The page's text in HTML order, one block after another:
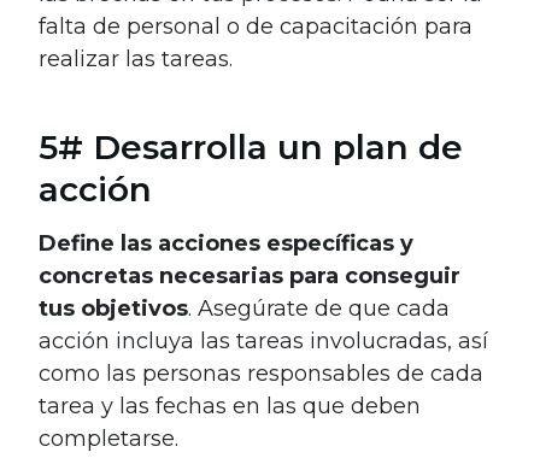
falta de personal o de capacitación para
realizar las tareas.
5# Desarrolla un plan de
acción
Define las acciones específicas y
concretas necesarias para conseguir
tus objetivos. Asegúrate de que cada
acción incluya las tareas involucradas, así
como las personas responsables de cada
tarea y las fechas en las que deben
completarse.